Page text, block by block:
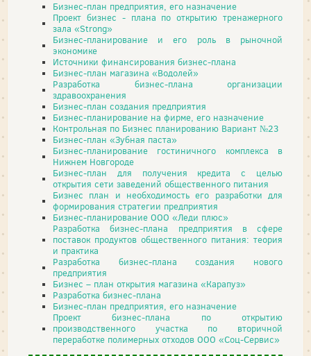
Бизнес-план предприятия, его назначение
Проект бизнес - плана по открытию тренажерного
зала «Strong»
Бизнес-планирование и его роль в рыночной
экономике
Источники финансирования бизнес-плана
Бизнес-план магазина «Водолей»
Разработка бизнес-плана организации
здравоохранения
Бизнес-план создания предприятия
Бизнес-планирование на фирме, его назначение
Контрольная по Бизнес планированию Вариант №23
Бизнес-план «Зубная паста»
Бизнес-планирование гостиничного комплекса в
Нижнем Новгороде
Бизнес-план для получения кредита с целью
открытия сети заведений общественного питания
Бизнес план и необходимость его разработки для
формирования стратегии предприятия
Бизнес-планирование ООО «Леди плюс»
Разработка бизнес-плана предприятия в сфере
поставок продуктов общественного питания: теория
и практика
Разработка бизнес-плана создания нового
предприятия
Бизнес – план открытия магазина «Карапуз»
Разработка бизнес-плана
Бизнес-план предприятия, его назначение
Проект бизнес-плана по открытию
производственного участка по вторичной
переработке полимерных отходов ООО «Соц-Сервис»